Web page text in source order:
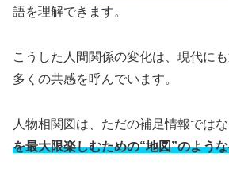
語を理解できます。
こうした人間関係の変化は、現代に
多くの共感を呼んでいます。
人物相関図は、ただの補足情報ではな
を最大限楽しむための“地図”のよう